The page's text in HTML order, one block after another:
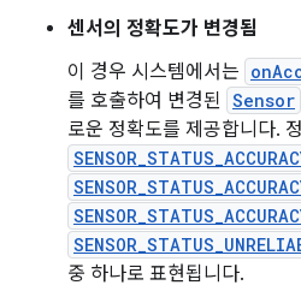
센서의 정확도가 변경됨
이 경우 시스템에서는
를 호출하여 변경된 Sensor
로운 정확도를 제공합니다.
중 하나로 표현됩니다.